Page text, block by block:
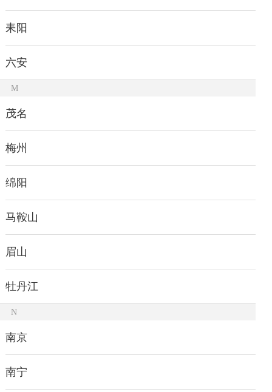
耒阳
六安
M
茂名
梅州
绵阳
马鞍山
眉山
牡丹江
N
南京
南宁